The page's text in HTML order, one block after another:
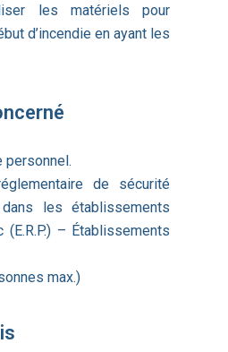
les matériels pour
d’incendie en ayant les
personnel.
de sécurité
dans les établissements
– Établissements
max.)